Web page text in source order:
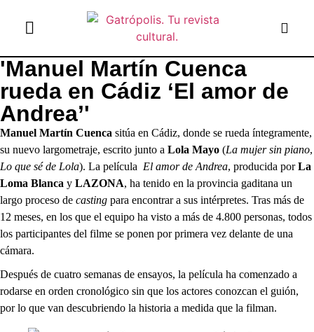
'Manuel Martín Cuenca
rueda en Cádiz ‘El amor de
Andrea’'
Manuel Martín Cuenca sitúa en Cádiz, donde se rueda íntegramente,
su nuevo largometraje, escrito junto a Lola Mayo (La mujer sin piano,
Lo que sé de Lola). La película El amor de Andrea, producida porLa
Loma Blanca y LAZONA, ha tenido en la provincia gaditana un
largo proceso de casting para encontrar a sus intérpretes. Tras más de
12 meses, en los que el equipo ha visto a más de 4.800 personas, todos
los participantes del filme se ponen por primera vez delante de una
cámara.
Después de cuatro semanas de ensayos, la película ha comenzado a
rodarse en orden cronológico sin que los actores conozcan el guión,
por lo que van descubriendo la historia a medida que la filman.